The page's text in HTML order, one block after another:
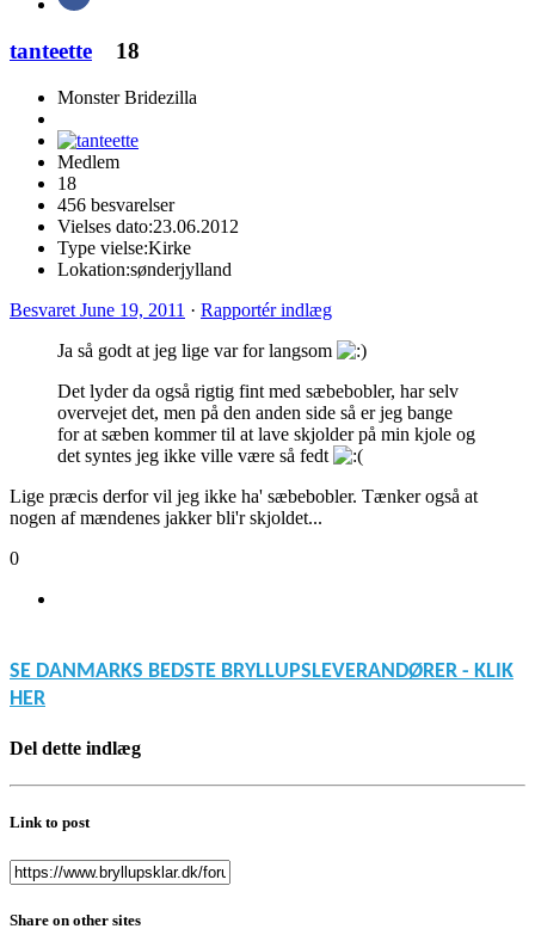
tanteette 18
Monster Bridezilla
Medlem
18
456 besvarelser
Vielses dato:23.06.2012
Type vielse:Kirke
Lokation:sønderjylland
Besvaret June 19, 2011 · Rapportér indlæg
Ja så godt at jeg lige var for langsom
Det lyder da også rigtig fint med sæbebobler, har selv
overvejet det, men på den anden side så er jeg bange
for at sæben kommer til at lave skjolder på min kjole og
det syntes jeg ikke ville være så fedt
Lige præcis derfor vil jeg ikke ha' sæbebobler. Tænker også at
nogen af mændenes jakker bli'r skjoldet...
0
SE DANMARKS BEDSTE BRYLLUPSLEVERANDØRER - KLIK
HER
Del dette indlæg
Link to post
Share on other sites